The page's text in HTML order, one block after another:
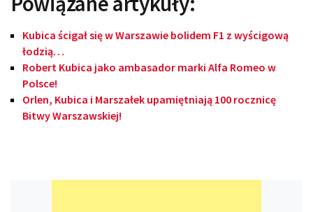
Kubica ścigał się w Warszawie bolidem F1 z wyścigową
łodzią…
Robert Kubica jako ambasador marki Alfa Romeo w
Polsce!
Orlen, Kubica i Marszałek upamiętniają 100 rocznicę
Bitwy Warszawskiej!